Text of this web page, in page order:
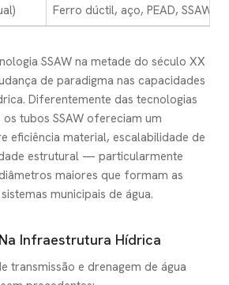
Ferro dúctil, aço, PEAD, SSAW
SSAW na metade do século XX
de paradigma nas capacidades
Diferentemente das tecnologias
tubos SSAW ofereciam um
eficiência material, escalabilidade de
estrutural — particularmente
maiores que formam as
municipais de água.
Infraestrutura Hídrica
transmissão e drenagem de água